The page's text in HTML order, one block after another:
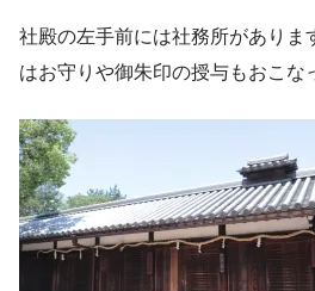
社殿の左手前には社務所がありま
はお守りや御朱印の授与もおこな